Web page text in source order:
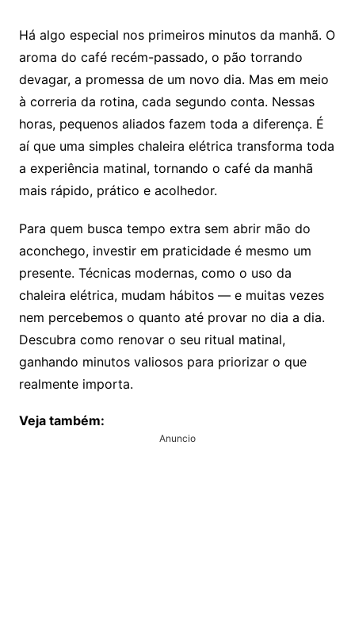
Há algo especial nos primeiros minutos da manhã. O
aroma do café recém-passado, o pão torrando
devagar, a promessa de um novo dia. Mas em meio
à correria da rotina, cada segundo conta. Nessas
horas, pequenos aliados fazem toda a diferença. É
aí que uma simples chaleira elétrica transforma toda
a experiência matinal, tornando o café da manhã
mais rápido, prático e acolhedor.
Para quem busca tempo extra sem abrir mão do
aconchego, investir em praticidade é mesmo um
presente. Técnicas modernas, como o uso da
chaleira elétrica, mudam hábitos — e muitas vezes
nem percebemos o quanto até provar no dia a dia.
Descubra como renovar o seu ritual matinal,
ganhando minutos valiosos para priorizar o que
realmente importa.
Veja também:
Anuncio